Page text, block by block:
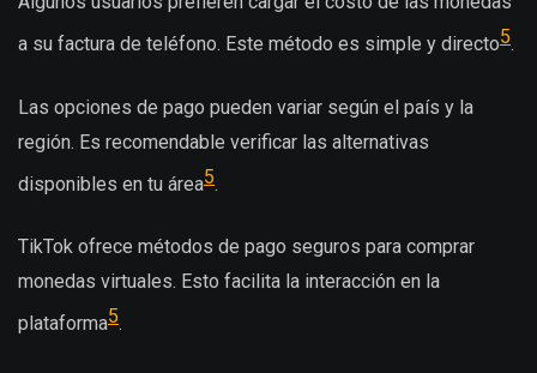
a su factura de teléfono. Este método es simple y directo5.
Las opciones de pago pueden variar según el país y la
región. Es recomendable verificar las alternativas
disponibles en tu área5.
TikTok ofrece métodos de pago seguros para comprar
monedas virtuales. Esto facilita la interacción en la
plataforma5.